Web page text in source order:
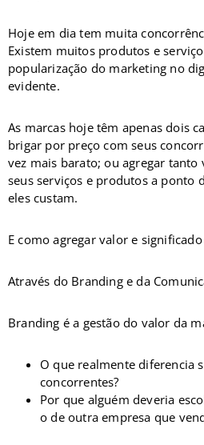
Hoje em dia tem muita
Existem muitos produtos e
popularização do marketing no
evidente.
As marcas hoje têm apenas dois
brigar por preço com seus
vez mais barato; ou agregar tanto
seus serviços e produtos a ponto
eles custam.
E como agregar valor e
Através do Branding e da
Branding é a gestão do valor da
O que realmente diferencia
concorrentes?
Por que alguém deveria
o de outra empresa que